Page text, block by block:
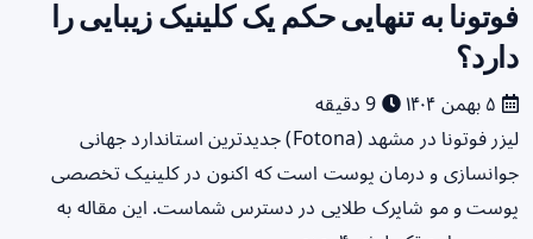
فوتونا به تنهایی حکم یک کلینیک زیبایی را
دارد؟
لیزر فوتونا در مشهد (Fotona) جدیدترین استاندارد جهانی
جوانسازی و درمان پوست است که اکنون در کلینیک تخصصی
پوست و مو شاپرک طلایی در دسترس شماست. این مقاله به